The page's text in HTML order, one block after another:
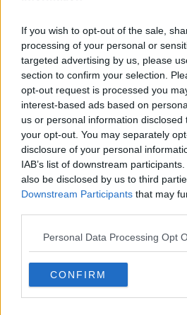
If you wish to opt-out of the sale,
processing of your personal or
targeted advertising by us, please
section to confirm your selection.
opt-out request is processed you
interest-based ads based on
us or personal information
your opt-out. You may separately
disclosure of your personal
IAB’s list of downstream
also be disclosed by us to third
Downstream Participants that may
Personal Data Processing Opt
CONFIRM
​Buone Vacan(si)e!
​Il lato positivo delle cose
​Storie antiche di tempi moderni
​Quello che alle mamme non dicono
Adultescenza
Homo imbecillis
​4 anni di Blog
Quando il silenzio è aggressivo
​Il passato, questo conosciuto!
​Clima ballerino e sbalzi d’umore
La maternità
​L’uomo o l’orso?
Non hanno un amico a teatro​
​Tutta una questione di rispetto
​Vespa che passione!
​Lasciate ai vostri figli il diritto di
​Parole d’amore regalate al vento
​Essere genitori di un adolescente
​Saper pazientare